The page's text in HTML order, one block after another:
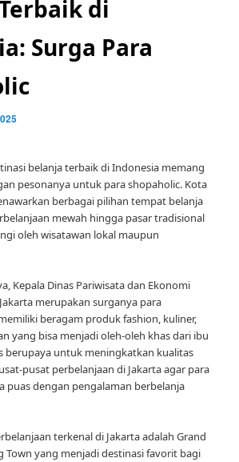
di
Surga Para
belanja terbaik di Indonesia memang
pesonanya untuk para shopaholic. Kota
berbagai pilihan tempat belanja
mewah hingga pasar tradisional
oleh wisatawan lokal maupun
Kepala Dinas Pariwisata dan Ekonomi
merupakan surganya para
beragam produk fashion, kuliner,
yang bisa menjadi oleh-oleh khas dari ibu
berupaya untuk meningkatkan kualitas
pusat perbelanjaan di Jakarta agar para
puas dengan pengalaman berbelanja
terkenal di Jakarta adalah Grand
Town yang menjadi destinasi favorit bagi